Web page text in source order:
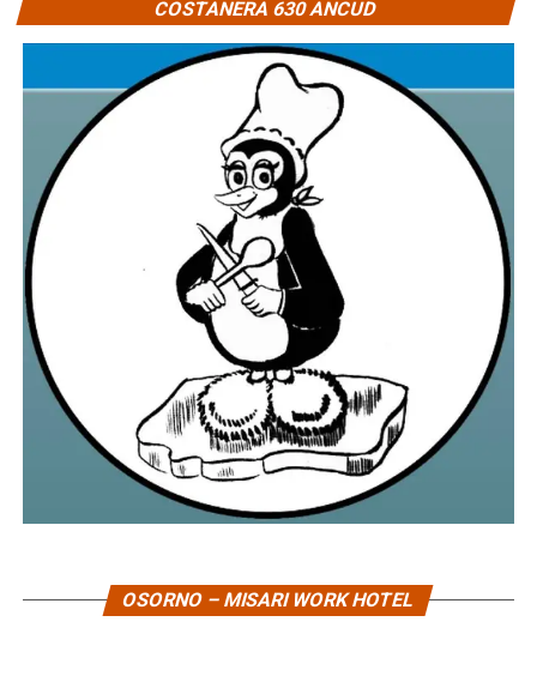
COSTANERA 630 ANCUD
OSORNO – MISARI WORK HOTEL